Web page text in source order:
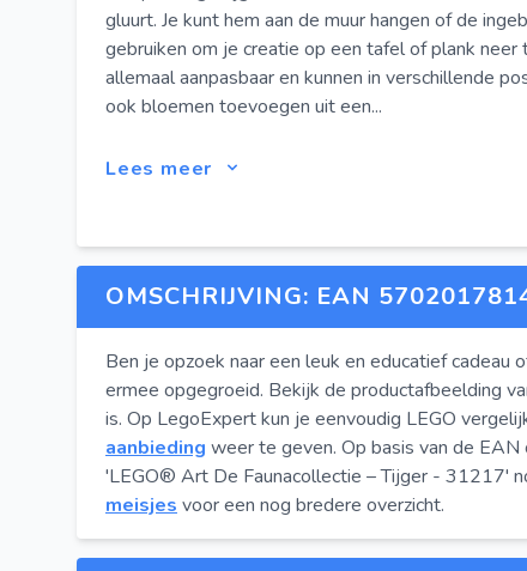
gluurt. Je kunt hem aan de muur hangen of de
gebruiken om je creatie op een tafel of plank
allemaal aanpasbaar en kunnen in verschillende
ook bloemen toevoegen uit een...
Lees meer
OMSCHRIJVING: EAN
Ben je opzoek naar een leuk en educatief
ermee opgegroeid. Bekijk de productafbeelding
is. Op LegoExpert kun je eenvoudig LEGO
aanbieding weer te geven. Op basis van de
'LEGO® Art De Faunacollectie – Tijger - 31217'
meisjes voor een nog bredere overzicht.